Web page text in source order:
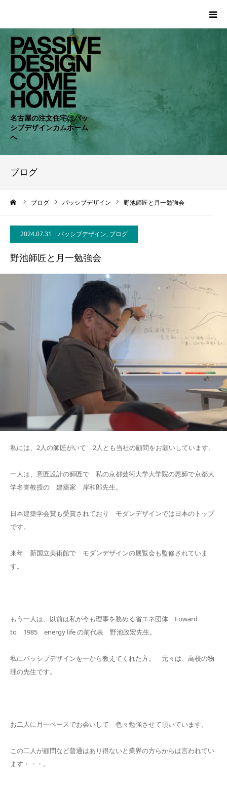
名古屋の注文住宅はパッ
シブデザインカムホーム
へ
ブログ
ブログ パッシブデザイン 野池師匠と月一勉強会
2024.07.31 パッシブデザイン, ブログ
野池師匠と月一勉強会
私には、2人の師匠がいて 2人とも当社の顧問をお願いしています、
一人は、意匠設計の師匠で 私の京都芸術大学大学院の恩師で京都大
学名誉教授の 建築家 岸和郎先生。
日本建築学会賞も受賞されており モダンデザインでは日本のトップ
です。
来年 新国立美術館で モダンデザインの展覧会も監修されていま
す。
もう一人は、以前は私が今も理事を務める省エネ団体 Foward
to 1985 energy life の前代表 野池政宏先生。
私にパッシブデザインを一から教えてくれた方。 元々は、高校の物
理の先生です。
お二人に月一ペースでお会いして 色々勉強させて頂いています。
この二人が顧問など普通はあり得ないと業界の方らからは言われてい
ます・・・。
HOME
WORKS
COMPANY
CONCEPT
NEWS
BLOG
CONTACT